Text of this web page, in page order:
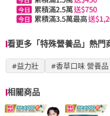
看更多「特殊營養品」熱門
#益力壯 #香草口味 營養品
相關商品